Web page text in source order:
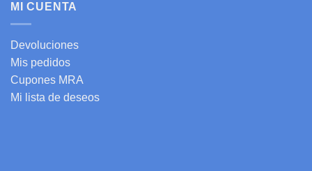
MI CUENTA
Devoluciones
Mis pedidos
Cupones MRA
Mi lista de deseos